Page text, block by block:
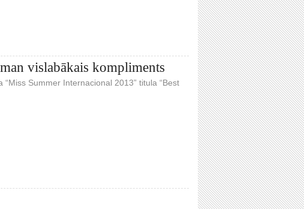
vislabākais kompliments
Summer Internacional 2013” titula “Best